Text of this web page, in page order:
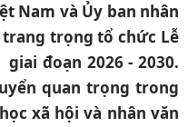
Nam và Ủy ban nhân
trọng tổ chức Lễ
đoạn 2026 - 2030.
quan trọng trong
xã hội và nhân văn